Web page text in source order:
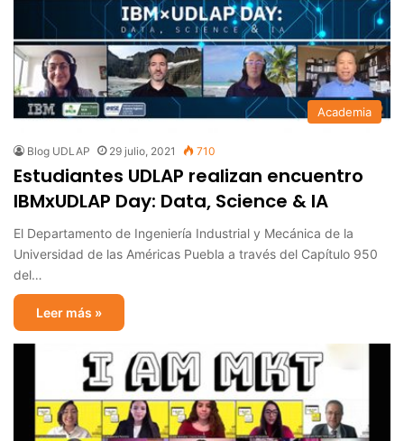
Academia
Blog UDLAP 29 julio, 2021 710
Estudiantes UDLAP realizan encuentro
IBMxUDLAP Day: Data, Science & IA
El Departamento de Ingeniería Industrial y Mecánica de la
Universidad de las Américas Puebla a través del Capítulo 950
del…
Leer más »